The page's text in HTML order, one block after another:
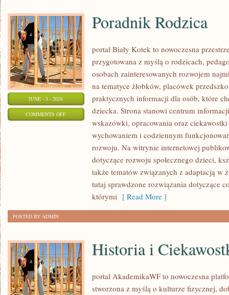
JUNE - 3 - 2026
COMMENTS OFFON
Poradnik Rodzica
portal Biały Kotek to nowoczesna
przygotowana z myślą o rodzicach,
osobach zainteresowanych rozwojem
na tematyce żłobków, placówek
praktycznych informacji dla osób, które
dziecka. Strona stanowi centrum
wskazówki, opracowania oraz
wychowaniem i codziennym
rozwoju. Na witrynie internetowej
dotyczące rozwoju społecznego dzieci,
także tematów związanych z adaptacją w
tutaj sprawdzone rozwiązania dotyczące
którymi [ Read More ]
POSTED BY ADMIN
Historia i
portal AkademikaWF to nowoczesna
stworzona z myślą o kulturze fizycznej,